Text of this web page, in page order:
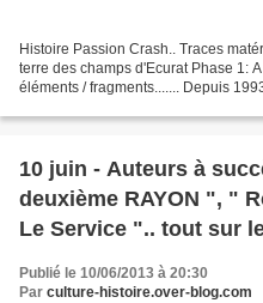
Histoire Passion Crash.. Traces
terre des champs d'Ecurat Phase 1:
éléments / fragments....... Depuis
10 juin - Auteurs à
deuxième RAYON ", " Royan
Le Service ".. tout sur le
Archéologie & Théâtre...
Publié le 10/06/2013 à 20:30
Par culture-histoire.over-blog.com